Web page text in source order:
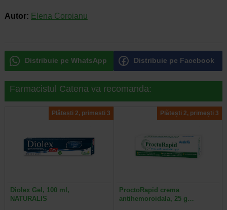
Autor: Elena Coroianu
Distribuie pe WhatsApp Distribuie pe Facebook
Farmacistul Catena va recomanda:
Plătești 2, primești 3
Diolex Gel, 100 ml,
NATURALIS
Plătești 2, primești 3
ProctoRapid crema
antihemoroidala, 25 g…